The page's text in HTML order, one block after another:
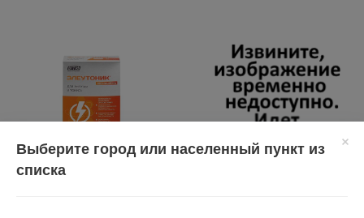
Выберите город или населенный пункт из
списка